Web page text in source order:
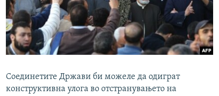
Соединетите Држави би можеле да одиграт
конструктивна улога во отстранувањето на